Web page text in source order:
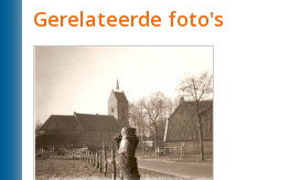
Gerelateerde foto's